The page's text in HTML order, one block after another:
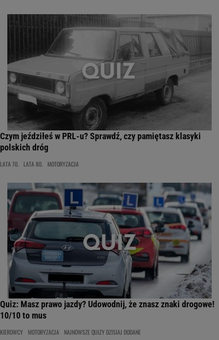
Czym jeździłeś w PRL-u? Sprawdź, czy pamiętasz klasyki
polskich dróg
LATA 70. LATA 80. MOTORYZACJA
Quiz: Masz prawo jazdy? Udowodnij, że znasz znaki drogowe!
10/10 to mus
KIEROWCY MOTORYZACJA NAJNOWSZE QUIZY DZISIAJ DODANE